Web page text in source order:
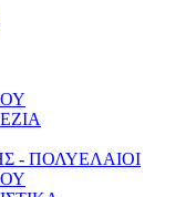
- ΠΟΛΥΕΛΑΙΟΙ